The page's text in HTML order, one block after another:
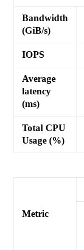
Bandwidth
(GiB/s)
IOPS
Average
latency
(ms)
Total CPU
Usage (%)
Metric